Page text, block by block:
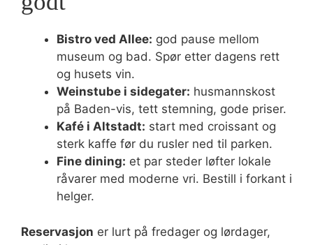
Bistro ved Allee: god pause mellom
museum og bad. Spør etter dagens rett
og husets vin.
Weinstube i sidegater: husmannskost
på Baden-vis, tett stemning, gode priser.
Kafé i Altstadt: start med croissant og
sterk kaffe før du rusler ned til parken.
Fine dining: et par steder løfter lokale
råvarer med moderne vri. Bestill i forkant i
helger.
Reservasjon er lurt på fredager og lørdager,